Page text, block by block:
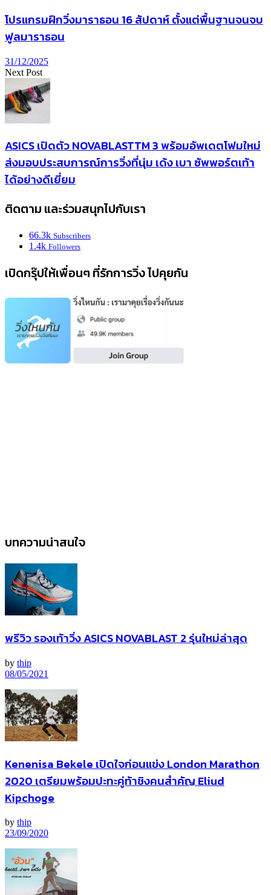
โปรแกรมฝึกวิ่งมาราธอน 16 สัปดาห์ ตั้งแต่พื้นฐานจนจบ
ฟูลมาราธอน
31/12/2025
Next Post
ASICS เปิดตัว NOVABLASTTM 3 พร้อมอัพเดตโฟมใหม่
ส่งมอบประสบการณ์การวิ่งที่นุ่ม เด้ง เบา ซัพพอร์ตเท้า
ได้อย่างดีเยี่ยม
ติดตาม และร่วมสนุกไปกับเรา
66.3k Subscribers
1.4k Followers
เปิดกรุ๊ปให้เพื่อนๆ ที่รักการวิ่ง ไปคุยกัน
บทความน่าสนใจ
พรีวิว รองเท้าวิ่ง ASICS NOVABLAST 2 รุ่นใหม่ล่าสุด
by thip
08/05/2021
Kenenisa Bekele เปิดใจก่อนแข่ง London Marathon
2020 เตรียมพร้อมปะทะคู่ท้าชิงคนสำคัญ Eliud
Kipchoge
by thip
23/09/2020